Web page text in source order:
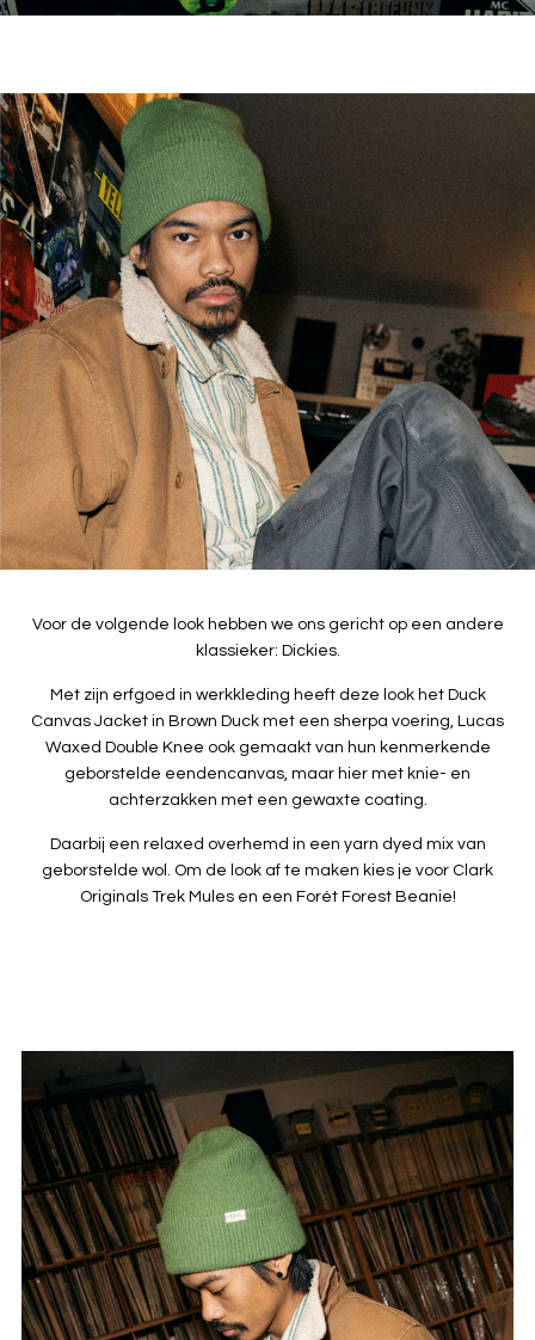
Voor de volgende look hebben we ons gericht op een andere
klassieker: Dickies.
Met zijn erfgoed in werkkleding heeft deze look het Duck
Canvas Jacket in Brown Duck met een sherpa voering, Lucas
Waxed Double Knee ook gemaakt van hun kenmerkende
geborstelde eendencanvas, maar hier met knie- en
achterzakken met een gewaxte coating.
Daarbij een relaxed overhemd in een yarn dyed mix van
geborstelde wol. Om de look af te maken kies je voor Clark
Originals Trek Mules en een Forét Forest Beanie!